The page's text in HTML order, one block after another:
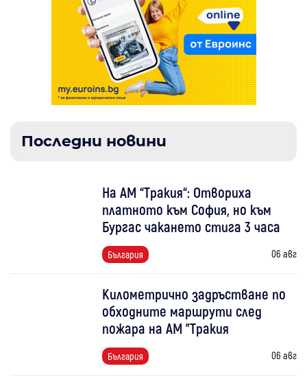
Последни новини
На АМ “Тракия“: Отвориха
платното към София, но към
Бургас чакането стига 3 часа
България 06 авг
Километрично задръстване по
обходните маршрути след
пожара на АМ "Тракия
България 06 авг